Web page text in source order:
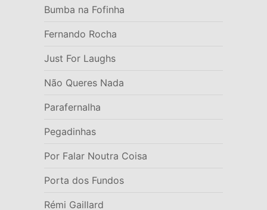
Bumba na Fofinha
Fernando Rocha
Just For Laughs
Não Queres Nada
Parafernalha
Pegadinhas
Por Falar Noutra Coisa
Porta dos Fundos
Rémi Gaillard